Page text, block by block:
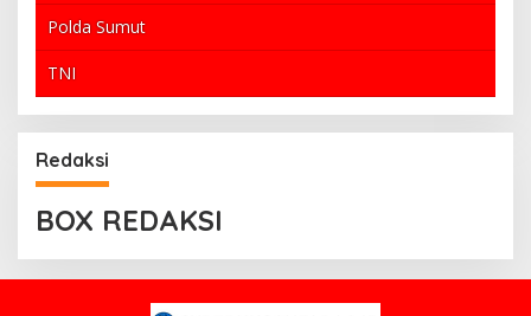
Polda Sumut
TNI
Redaksi
BOX REDAKSI